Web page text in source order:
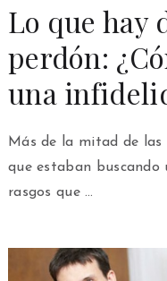
Lo que hay
perdón:
una
Más de la mitad de
que estaban
rasgos que …